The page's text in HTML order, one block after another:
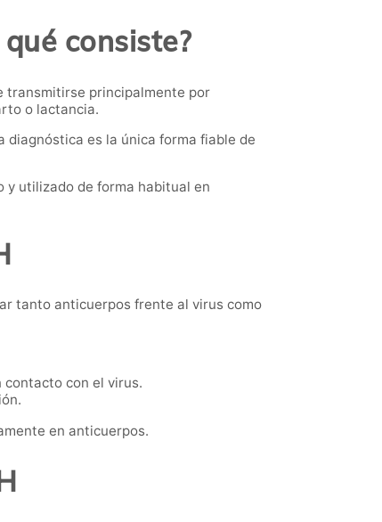
consiste?
transmitirse principalmente por
o lactancia.
diagnóstica es la única forma fiable de
utilizado de forma habitual en
tanto anticuerpos frente al virus como
con el virus.
en anticuerpos.